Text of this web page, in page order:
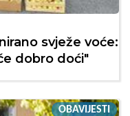
svježe voće:
dobro doći"
OBAVIJESTI